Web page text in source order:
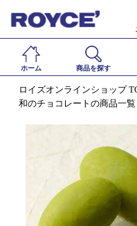
ホーム 商品を探す
ロイズオンラインショップ
和のチョコレートの商品一覧